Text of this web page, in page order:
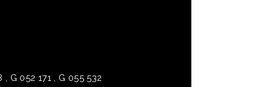
G 052 171 , G 055 532